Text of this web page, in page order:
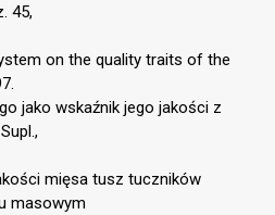
45,
on the quality traits of the
jako wskaźnik jego jakości z
mięsa tusz tuczników
masowym